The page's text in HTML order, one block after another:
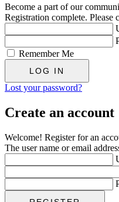
Become a part of our
Registration complete. Please
Remember Me
Lost your password?
Create an account
Welcome! Register for an
The user name or email